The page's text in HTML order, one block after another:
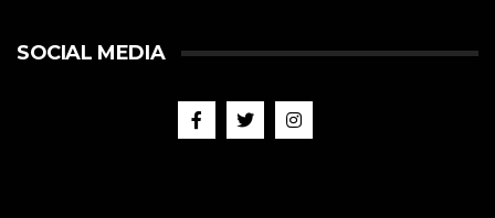
SOCIAL MEDIA